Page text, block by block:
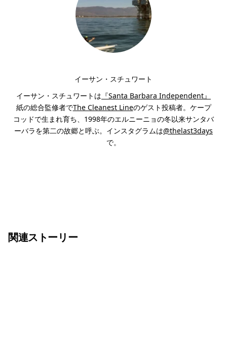
イーサン・スチュワート
イーサン・スチュワートは 『Santa Barbara Independent』
紙の総合監修者でThe Cleanest Lineのゲスト投稿者。ケープ
コッドで生まれ育ち、1998年のエルニーニョの冬以来サンタバ
ーバラを第二の故郷と呼ぶ。インスタグラムは@thelast3days
で。
関連ストーリー